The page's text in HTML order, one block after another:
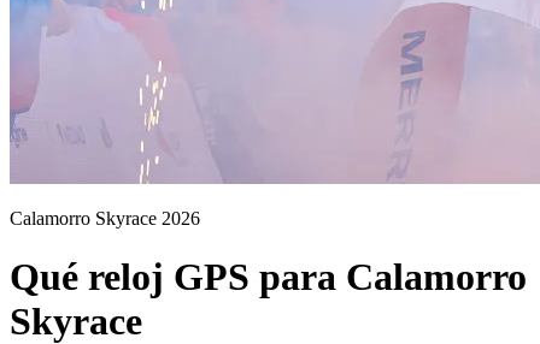
Calamorro Skyrace 2026
Qué reloj GPS para Calamorro
Skyrace